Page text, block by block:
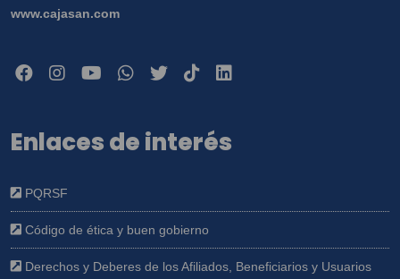
www.cajasan.com
Enlaces de interés
PQRSF
Código de ética y buen gobierno
Derechos y Deberes de los Afiliados, Beneficiarios y Usuarios